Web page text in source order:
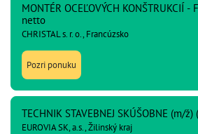
MONTÉR OCEĽOVÝCH KONŠTRUKCIÍ -
netto
CHRISTAL s. r. o., Francúzsko
Pozri ponuku
TECHNIK STAVEBNEJ SKÚŠOBNE (m/ž)
EUROVIA SK, a.s., Žilinský kraj